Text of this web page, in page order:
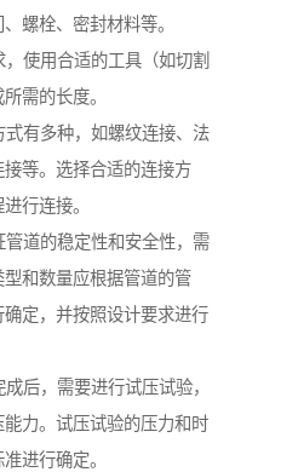
螺栓、密封材料等。
使用合适的工具（如切割
需的长度。
有多种，如螺纹连接、法
等。选择合适的连接方
行连接。
道的稳定性和安全性，需
和数量应根据管道的管
定，并按照设计要求进行
后，需要进行试压试验，
力。试压试验的压力和时
进行确定。